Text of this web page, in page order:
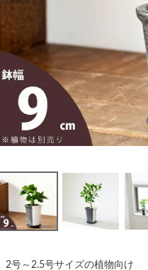
2号～2.5号サイズの植物向け